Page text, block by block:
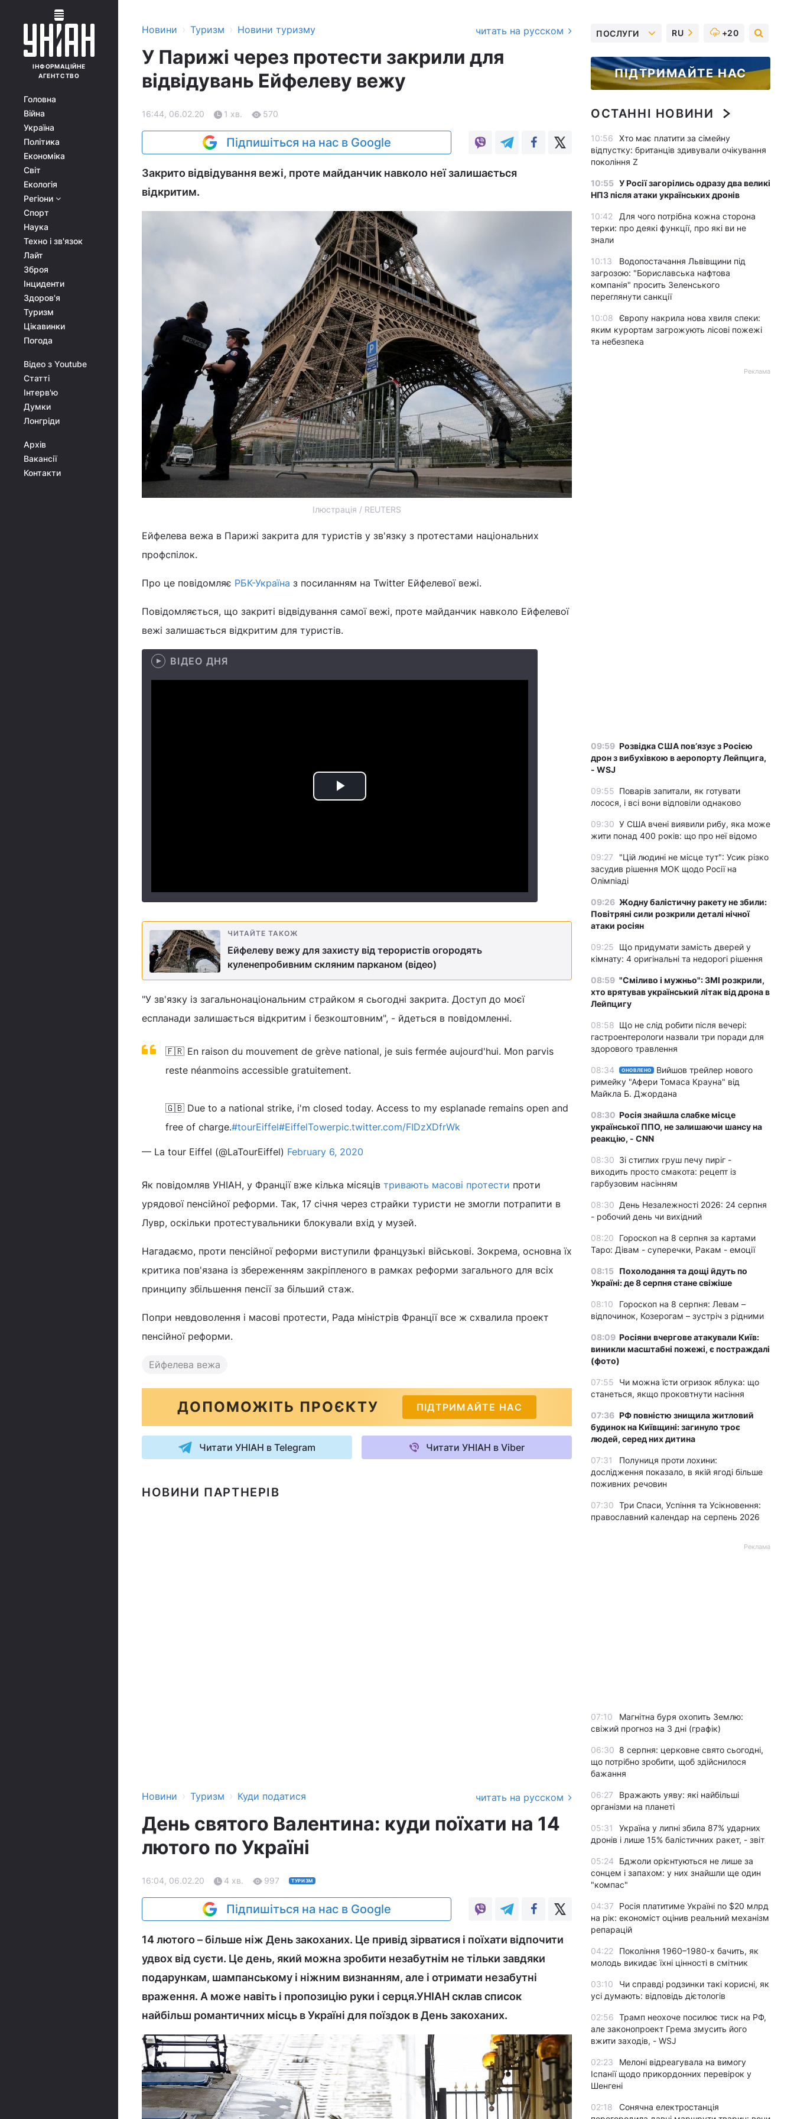
ІНФОРМАЦІЙНЕ
АГЕНТСТВО
Головна
Війна
Україна
Політика
Економіка
Світ
Екологія
Регіони
Спорт
Наука
Техно і зв'язок
Лайт
Зброя
Інциденти
Здоров'я
Туризм
Цікавинки
Погода
Відео з Youtube
Статті
Інтерв'ю
Думки
Лонгріди
Архів
Вакансії
Контакти
Новини › Туризм › Новини туризму читать на русском
У Парижі через протести закрили для
відвідувань Ейфелеву вежу
16:44, 06.02.20 1 хв. 570
Підпишіться на нас в Google
Закрито відвідування вежі, проте майданчик навколо неї залишається
відкритим.
Ілюстрація / REUTERS
Ейфелева вежа в Парижі закрита для туристів у зв'язку з протестами національних
профспілок.
Про це повідомляє РБК-Україна з посиланням на Twitter Ейфелевої вежі.
Повідомляється, що закриті відвідування самої вежі, проте майданчик навколо Ейфелевої
вежі залишається відкритим для туристів.
ВІДЕО ДНЯ
Play
ЧИТАЙТЕ ТАКОЖ
Ейфелеву вежу для захисту від терористів огородять
куленепробивним скляним парканом (відео)
"У зв'язку із загальнонаціональним страйком я сьогодні закрита. Доступ до моєї
еспланади залишається відкритим і безкоштовним", - йдеться в повідомленні.
🇫🇷 En raison du mouvement de grève national, je suis fermée aujourd'hui. Mon parvis
reste néanmoins accessible gratuitement.
🇬🇧 Due to a national strike, i'm closed today. Access to my esplanade remains open and
free of charge.#tourEiffel#EiffelTowerpic.twitter.com/FIDzXDfrWk
— La tour Eiffel (@LaTourEiffel) February 6, 2020
Як повідомляв УНІАН, у Франції вже кілька місяців тривають масові протести проти
урядової пенсійної реформи. Так, 17 січня через страйки туристи не змогли потрапити в
Лувр, оскільки протестувальники блокували вхід у музей.
Нагадаємо, проти пенсійної реформи виступили французькі військові. Зокрема, основна їх
критика пов'язана із збереженням закріпленого в рамках реформи загального для всіх
принципу збільшення пенсії за більший стаж.
Попри невдоволення і масові протести, Рада міністрів Франції все ж схвалила проект
пенсійної реформи.
Ейфелева вежа
ДОПОМОЖІТЬ ПРОЄКТУ ПІДТРИМАЙТЕ НАС
Читати УНІАН в Telegram Читати УНІАН в Viber
НОВИНИ ПАРТНЕРІВ
Новини › Туризм › Куди податися читать на русском
День святого Валентина: куди поїхати на 14
лютого по Україні
16:04, 06.02.20 4 хв. 997 ТУРИЗМ
Підпишіться на нас в Google
14 лютого – більше ніж День закоханих. Це привід зірватися і поїхати відпочити
удвох від суєти. Це день, який можна зробити незабутнім не тільки завдяки
подарункам, шампанському і ніжним визнанням, але і отримати незабутні
враження. А може навіть і пропозицію руки і серця.УНІАН склав список
найбільш романтичних місць в Україні для поїздок в День закоханих.
ПОСЛУГИ RU +20
ПІДТРИМАЙТЕ НАС
ОСТАННІ НОВИНИ
10:56
Хто має платити за сімейну
відпустку: британців здивували очікування
покоління Z
10:55 У Росії загорілись одразу два великі
НПЗ після атаки українських дронів
10:42
Для чого потрібна кожна сторона
терки: про деякі функції, про які ви не
знали
10:13
Водопостачання Львівщини під
загрозою: "Бориславська нафтова
компанія" просить Зеленського
переглянути санкції
10:08
Європу накрила нова хвиля спеки:
яким курортам загрожують лісові пожежі
та небезпека
Реклама
09:59 Розвідка США пов’язує з Росією
дрон з вибухівкою в аеропорту Лейпцига,
- WSJ
09:55 Поварів запитали, як готувати
лосося, і всі вони відповіли однаково
09:30 У США вчені виявили рибу, яка може
жити понад 400 років: що про неї відомо
09:27
"Цій людині не місце тут": Усик різко
засудив рішення МОК щодо Росії на
Олімпіаді
09:26 Жодну балістичну ракету не збили:
Повітряні сили розкрили деталі нічної
атаки росіян
09:25
Що придумати замість дверей у
кімнату: 4 оригінальні та недорогі рішення
08:59 "Сміливо і мужньо": ЗМІ розкрили,
хто врятував український літак від дрона в
Лейпцигу
08:58 Що не слід робити після вечері:
гастроентерологи назвали три поради для
здорового травлення
08:34 ОНОВЛЕНО
Вийшов трейлер нового
римейку "Афери Томаса Крауна" від
Майкла Б. Джордана
08:30 Росія знайшла слабке місце
української ППО, не залишаючи шансу на
реакцію, - CNN
08:30 Зі стиглих груш печу пиріг -
виходить просто смакота: рецепт із
гарбузовим насінням
08:30 День Незалежності 2026: 24 серпня
- робочий день чи вихідний
08:20
Гороскоп на 8 серпня за картами
Таро: Дівам - суперечки, Ракам - емоції
08:15 Похолодання та дощі йдуть по
Україні: де 8 серпня стане свіжіше
08:10
Гороскоп на 8 серпня: Левам –
відпочинок, Козерогам – зустріч з рідними
08:09 Росіяни вчергове атакували Київ:
виникли масштабні пожежі, є постраждалі
(фото)
07:55
Чи можна їсти огризок яблука: що
станеться, якщо проковтнути насіння
07:36 РФ повністю знищила житловий
будинок на Київщині: загинуло троє
людей, серед них дитина
07:31
Полуниця проти лохини:
дослідження показало, в якій ягоді більше
поживних речовин
07:30 Три Спаси, Успіння та Усікновення:
православний календар на серпень 2026
Реклама
07:10
Магнітна буря охопить Землю:
свіжий прогноз на 3 дні (графік)
06:30 8 серпня: церковне свято сьогодні,
що потрібно зробити, щоб здійснилося
бажання
06:27
Вражають уяву: які найбільші
організми на планеті
05:31
Україна у липні збила 87% ударних
дронів і лише 15% балістичних ракет, - звіт
05:24
Бджоли орієнтуються не лише за
сонцем і запахом: у них знайшли ще один
"компас"
04:37
Росія платитиме Україні по $20 млрд
на рік: економіст оцінив реальний механізм
репарацій
04:22
Покоління 1960–1980-х бачить, як
молодь викидає їхні цінності в смітник
03:10
Чи справді родзинки такі корисні, як
усі думають: відповідь дієтологів
02:56 Трамп неохоче посилює тиск на РФ,
але законопроект Грема змусить його
вжити заходів, - WSJ
02:23
Мелоні відреагувала на вимогу
Іспанії щодо прикордонних перевірок у
Шенгені
02:18
Сонячна електростанція